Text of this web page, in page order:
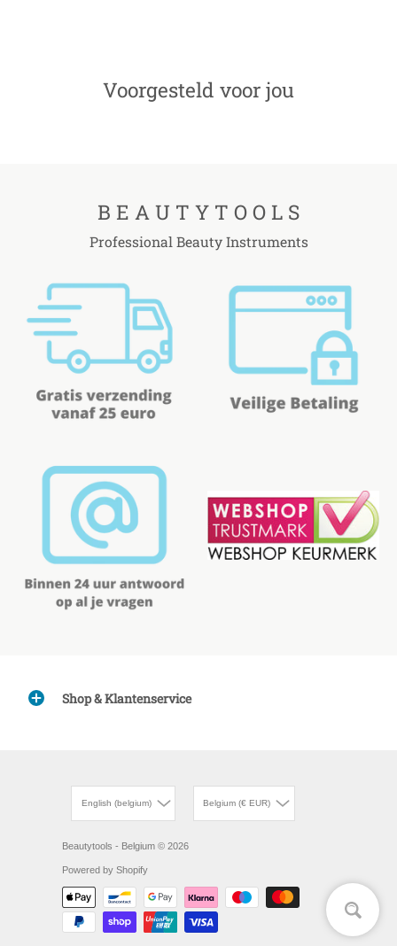
Voorgesteld voor jou
B E A U T Y T O O L S
Professional Beauty Instruments
Shop & Klantenservice
English (belgium) Belgium (€ EUR)
Beautytools - Belgium © 2026
Powered by Shopify